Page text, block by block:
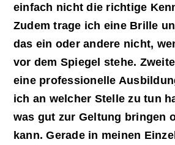
einfach nicht die richtige
Zudem trage ich eine Brille
das ein oder andere nicht,
vor dem Spiegel stehe.
eine professionelle
ich an welcher Stelle zu tun
was gut zur Geltung bringen
kann. Gerade in meinen